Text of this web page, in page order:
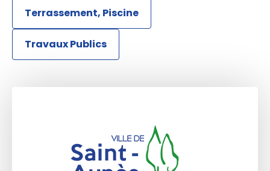
Terrassement, Piscine
Travaux Publics